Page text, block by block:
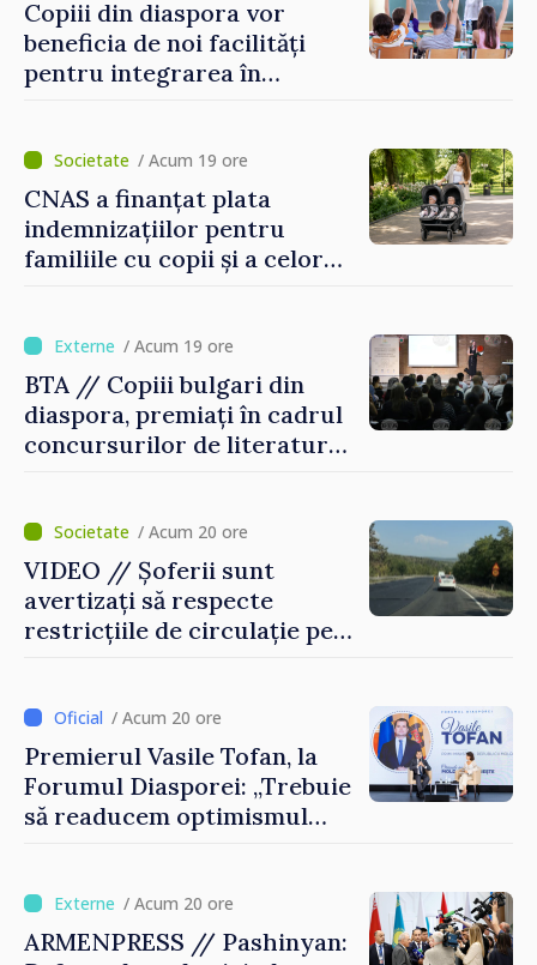
Copiii din diaspora vor
beneficia de noi facilități
pentru integrarea în
/ Acum 19 ore
CNAS a finanțat plata
indemnizațiilor pentru
familiile cu copii și a celor
/ Acum 19 ore
BTA // Copiii bulgari din
diaspora, premiați în cadrul
concursurilor de literatură,
Bulgarii din Străinătate
/ Acum 20 ore
VIDEO // Șoferii sunt
avertizați să respecte
restricțiile de circulație pe
reparație/ Acum 20 ore
Premierul Vasile Tofan, la
Forumul Diasporei: „Trebuie
să readucem optimismul
direcția corectă”
/ Acum 20 ore
ARMENPRESS // Pashinyan: